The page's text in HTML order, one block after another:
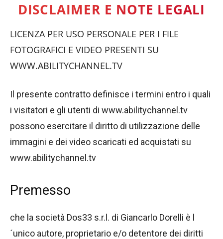
DISCLAIMER E NOTE LEGALI
LICENZA PER USO PERSONALE PER I FILE
FOTOGRAFICI E VIDEO PRESENTI SU
WWW.ABILITYCHANNEL.TV
Il presente contratto definisce i termini entro i quali
i visitatori e gli utenti di www.abilitychannel.tv
possono esercitare il diritto di utilizzazione delle
immagini e dei video scaricati ed acquistati su
www.abilitychannel.tv
Premesso
che la società Dos33 s.r.l. di Giancarlo Dorelli è l
´unico autore, proprietario e/o detentore dei diritti